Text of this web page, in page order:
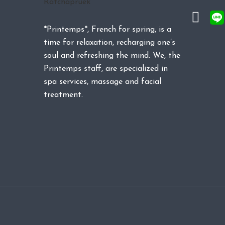
*Printemps*, French for spring, is a
time for relaxation, recharging one’s
soul and refreshing the mind. We, the
Printemps staff, are specialized in
spa services, massage and facial
treatment.